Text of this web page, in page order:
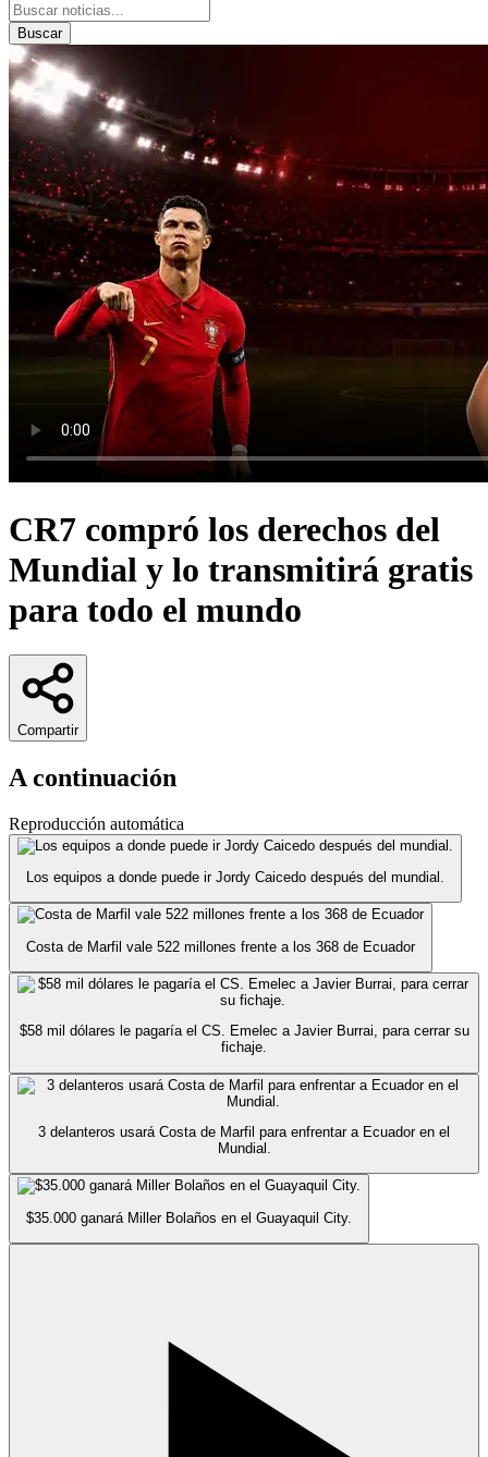
Buscar
CR7 compró los derechos del
Mundial y lo transmitirá gratis
para todo el mundo
Compartir
A continuación
Reproducción automática
Los equipos a donde puede ir Jordy Caicedo después del mundial.
Costa de Marfil vale 522 millones frente a los 368 de Ecuador
$58 mil dólares le pagaría el CS. Emelec a Javier Burrai, para cerrar su
fichaje.
3 delanteros usará Costa de Marfil para enfrentar a Ecuador en el
Mundial.
$35.000 ganará Miller Bolaños en el Guayaquil City.